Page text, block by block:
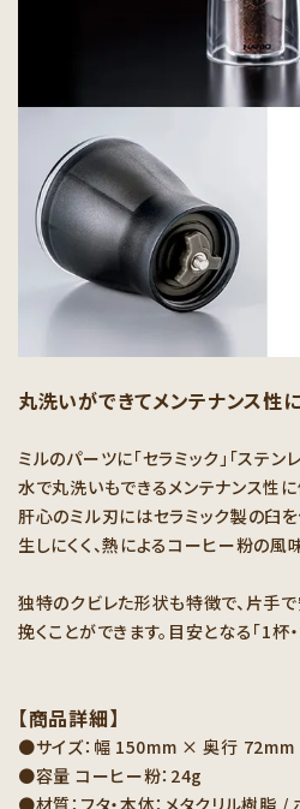
丸洗いができてメンテナンス性
ミルのパーツに「セラミック」「ステン
水で丸洗いもできるメンテナンス性に
肝心のミル刃にはセラミック製の臼
生しにくく、熱によるコーヒー粉の風
独特のクビレた形状も特徴で、片手
挽くことができます。目安となる「1杯
【商品詳細】
●サイズ：幅 150mm × 奥行
●容量 コーヒー粉：24g